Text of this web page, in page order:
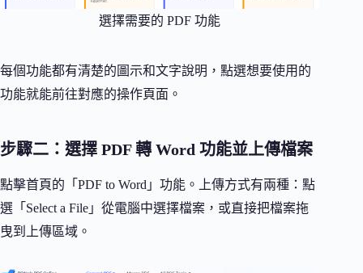
選擇需要的 PDF 功能
每個功能都有清楚的圖示和文字說明，點選想要使用的
功能就能前往對應的操作頁面。
步驟二：選擇 PDF 轉 Word 功能並上傳檔案
點擊首頁的「PDF to Word」功能。上傳方式有兩種：點
選「Select a File」從電腦中選擇檔案，或直接把檔案拖
曳到上傳區域。